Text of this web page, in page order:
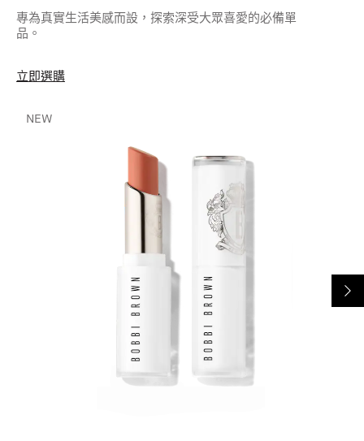
專為真實生活美感而設，探索深受大眾喜愛的必備單
品。
立即選購
NEW